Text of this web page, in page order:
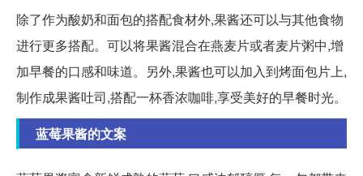
除了作为酸奶和面包的搭配食材外,果酱还可以与其他食物
进行更多搭配。可以将果酱混合在燕麦片或者麦片粥中,增
加早餐的口感和味道。另外,果酱也可以加入到烤面包片上,
制作成果酱吐司,搭配一杯香浓咖啡,享受美好的早餐时光。
蓝莓果酱的文案